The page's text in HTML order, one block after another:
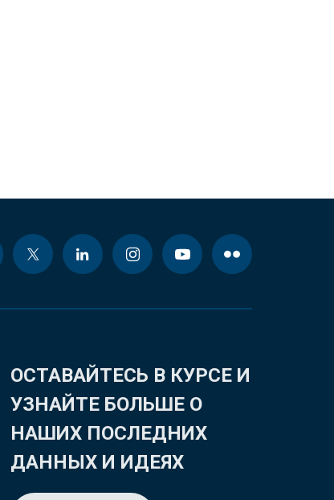
ОСТАВАЙТЕСЬ В КУРСЕ И
УЗНАЙТЕ БОЛЬШЕ О
НАШИХ ПОСЛЕДНИХ
ДАННЫХ И ИДЕЯХ